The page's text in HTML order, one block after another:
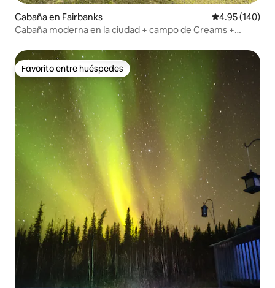
Cabaña en Fairbanks Calificación
4.95 (140)
Cabaña moderna en la ciudad + campo de Creams +
Favorito entre huéspedes
Favorito entre huéspedes